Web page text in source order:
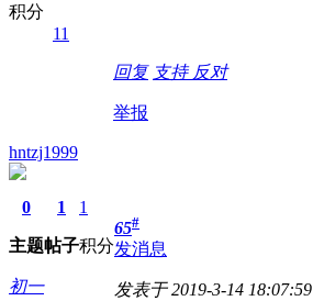
积分
11
回复 支持 反对
举报
hntzj1999
0
主题
1
帖子
1
积分
初一
65#
发消息
发表于 2019-3-14 18:07:59